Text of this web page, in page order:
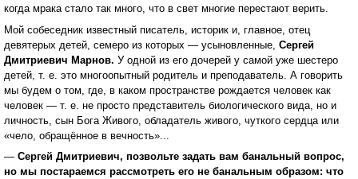
когда мрака стало так много, что в свет многие перестают верить.
Мой собеседник известный писатель, историк и, главное, отец
девятерых детей, семеро из которых — усыновленные, Сергей
Дмитриевич Марнов. У одной из его дочерей у самой уже шестеро
детей, т. е. это многоопытный родитель и преподаватель. А говорить
мы будем о том, где, в каком пространстве рождается человек как
человек — т. е. не просто представитель биологического вида, но и
личность, сын Бога Живого, обладатель живого, чуткого сердца или
«чело, обращённое в вечность»...
— Сергей Дмитриевич, позвольте задать вам банальный вопрос,
но мы постараемся рассмотреть его не банальным образом: что